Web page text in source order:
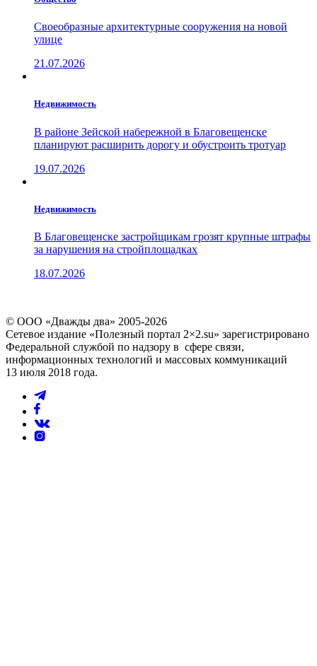
Своеобразные архитектурные сооружения на новой
улице
21.07.2026
Недвижимость
В районе Зейской набережной в Благовещенске
планируют расширить дорогу и обустроить тротуар
19.07.2026
Недвижимость
В Благовещенске застройщикам грозят крупные штрафы
за нарушения на стройплощадках
18.07.2026
© ООО «Дважды два» 2005-2026
Сетевое издание «Полезный портал 2×2.su» зарегистрировано
Федеральной службой по надзору в сфере связи,
информационных технологий и массовых коммуникаций
13 июля 2018 года.